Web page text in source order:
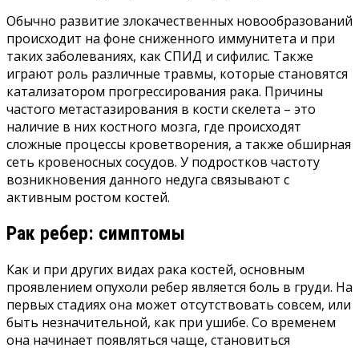
Обычно развитие злокачественных новообразований
происходит на фоне сниженного иммунитета и при
таких заболеваниях, как СПИД и сифилис. Также
играют роль различные травмы, которые становятся
катализатором прогрессирования рака. Причины
частого метастазирования в кости скелета – это
наличие в них костного мозга, где происходят
сложные процессы кроветворения, а также обширная
сеть кровеносных сосудов. У подростков частоту
возникновения данного недуга связывают с
активным ростом костей.
Рак ребер: симптомы
Как и при других видах рака костей, основным
проявлением опухоли ребер является боль в груди. На
первых стадиях она может отсутствовать совсем, или
быть незначительной, как при ушибе. Со временем
она начинает появляться чаще, становиться